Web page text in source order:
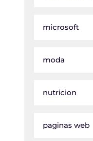
microsoft
moda
nutricion
paginas web